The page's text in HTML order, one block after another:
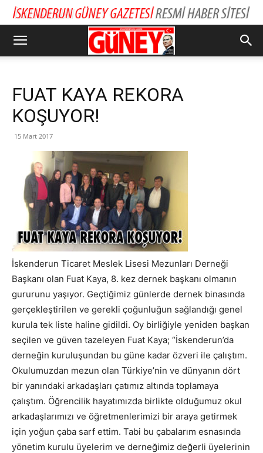
FUAT KAYA REKORA
KOŞUYOR!
15 Mart 2017
İskenderun Ticaret Meslek Lisesi Mezunları Derneği
Başkanı olan Fuat Kaya, 8. kez dernek başkanı olmanın
gururunu yaşıyor. Geçtiğimiz günlerde dernek binasında
gerçekleştirilen ve gerekli çoğunluğun sağlandığı genel
kurula tek liste haline gidildi. Oy birliğiyle yeniden başkan
seçilen ve güven tazeleyen Fuat Kaya; “İskenderun’da
derneğin kuruluşundan bu güne kadar özveri ile çalıştım.
Okulumuzdan mezun olan Türkiye’nin ve dünyanın dört
bir yanındaki arkadaşları çatımız altında toplamaya
çalıştım. Öğrencilik hayatımızda birlikte olduğumuz okul
arkadaşlarımızı ve öğretmenlerimizi bir araya getirmek
için yoğun çaba sarf ettim. Tabi bu çabalarım esnasında
yönetim kurulu üyelerim ve derneğimiz değerli üyelerinin